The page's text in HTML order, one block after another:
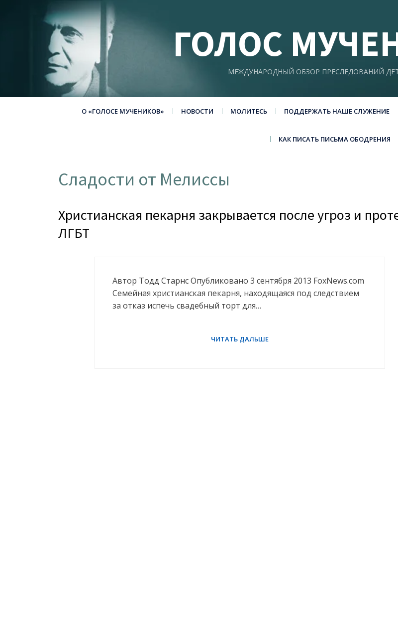
ГОЛОС
МЕЖДУНАРОДНЫЙ ОБЗОР ПРЕСЛЕДОВАНИЙ
О «ГОЛОСЕ МУЧЕНИКОВ» НОВОСТИ МОЛИТЕСЬ ПОДДЕРЖАТЬ НАШЕ СЛУЖЕНИЕ
КАК ПИСАТЬ ПИСЬМА ОБОДРЕНИЯ
Сладости от Мелиссы
Христианская пекарня закрывается после угроз и
ЛГБТ
Автор Тодд Старнс Опубликовано 3 сентября 2013 FoxNews.com
Семейная христианская пекарня, находящаяся под следствием
за отказ испечь свадебный торт для…